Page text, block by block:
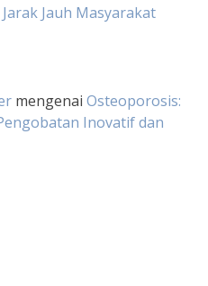
Jauh Masyarakat
mengenai Osteoporosis:
Inovatif dan